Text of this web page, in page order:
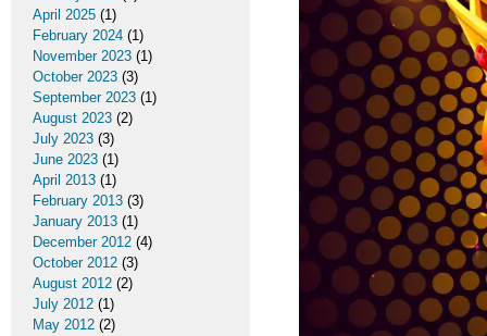
April 2025 (1)
February 2024 (1)
November 2023 (1)
October 2023 (3)
September 2023 (1)
August 2023 (2)
July 2023 (3)
June 2023 (1)
April 2013 (1)
February 2013 (3)
January 2013 (1)
December 2012 (4)
October 2012 (3)
August 2012 (2)
July 2012 (1)
May 2012 (2)